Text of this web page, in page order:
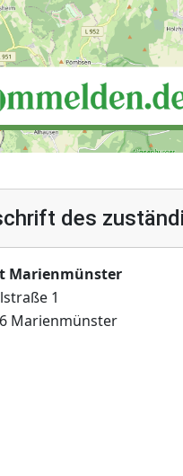
des
Marienmünster
1
Marienmünster